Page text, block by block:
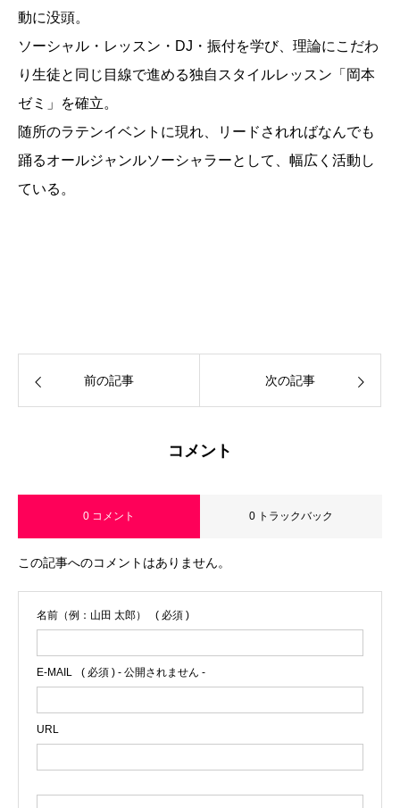
動に没頭。
ソーシャル・レッスン・DJ・振付を学び、理論にこだわ
り生徒と同じ目線で進める独自スタイルレッスン「岡本
ゼミ」を確立。
随所のラテンイベントに現れ、リードされればなんでも
踊るオールジャンルソーシャラーとして、幅広く活動し
ている。
前の記事 次の記事
コメント
0 コメント 0 トラックバック
この記事へのコメントはありません。
名前（例：山田 太郎） ( 必須 )
E-MAIL ( 必須 ) - 公開されません -
URL